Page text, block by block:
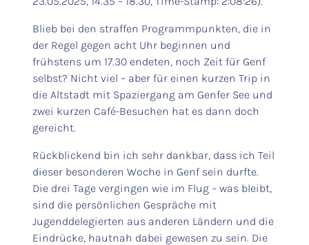
Blieb bei den straffen Programmpunkten, die in
der Regel gegen acht Uhr beginnen und
frühstens um 17.30 endeten, noch Zeit für Genf
selbst? Nicht viel – aber für einen kurzen Trip in
die Altstadt mit Spaziergang am Genfer See und
zwei kurzen Café-Besuchen hat es dann doch
gereicht.
Rückblickend bin ich sehr dankbar, dass ich Teil
dieser besonderen Woche in Genf sein durfte.
Die drei Tage vergingen wie im Flug – was bleibt,
sind die persönlichen Gespräche mit
Jugenddelegierten aus anderen Ländern und die
Eindrücke, hautnah dabei gewesen zu sein. Die